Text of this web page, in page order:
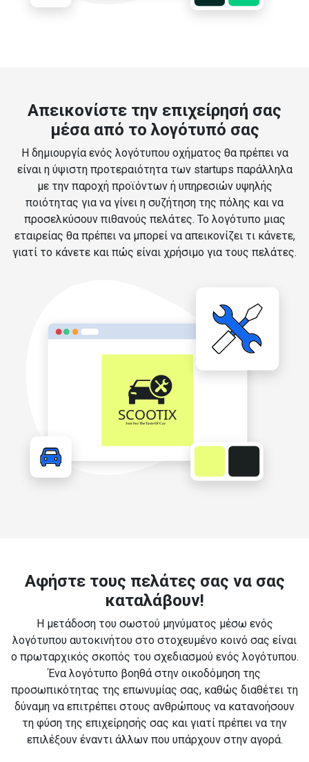
Απεικονίστε την επιχείρησή σας
μέσα από το λογότυπό σας
Η δημιουργία ενός λογότυπου οχήματος θα πρέπει να
είναι η ύψιστη προτεραιότητα των startups παράλληλα
με την παροχή προϊόντων ή υπηρεσιών υψηλής
ποιότητας για να γίνει η συζήτηση της πόλης και να
προσελκύσουν πιθανούς πελάτες. Το λογότυπο μιας
εταιρείας θα πρέπει να μπορεί να απεικονίζει τι κάνετε,
γιατί το κάνετε και πώς είναι χρήσιμο για τους πελάτες.
Αφήστε τους πελάτες σας να σας
καταλάβουν!
Η μετάδοση του σωστού μηνύματος μέσω ενός
λογότυπου αυτοκινήτου στο στοχευμένο κοινό σας είναι
ο πρωταρχικός σκοπός του σχεδιασμού ενός λογότυπου.
Ένα λογότυπο βοηθά στην οικοδόμηση της
προσωπικότητας της επωνυμίας σας, καθώς διαθέτει τη
δύναμη να επιτρέπει στους ανθρώπους να κατανοήσουν
τη φύση της επιχείρησής σας και γιατί πρέπει να την
επιλέξουν έναντι άλλων που υπάρχουν στην αγορά.